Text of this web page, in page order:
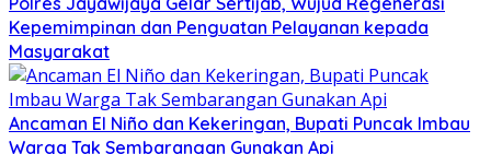
Kepemimpinan dan Penguatan Pelayanan kepada
Masyarakat
Ancaman El Niño dan Kekeringan, Bupati Puncak Imbau
Warga Tak Sembarangan Gunakan Api